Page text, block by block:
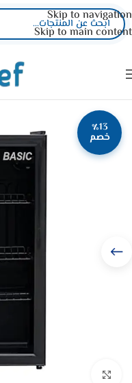
Skip to navigation
Skip to main content
٪13
خصم
Click to enlarge